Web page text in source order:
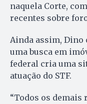
naquela Corte,
recentes sobre
Ainda assim, Dino
uma busca em
federal cria uma
atuação do STF.
“Todos os demais